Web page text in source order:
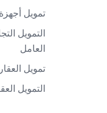
تمويل
التمويل
العامل
تمويل
التمويل